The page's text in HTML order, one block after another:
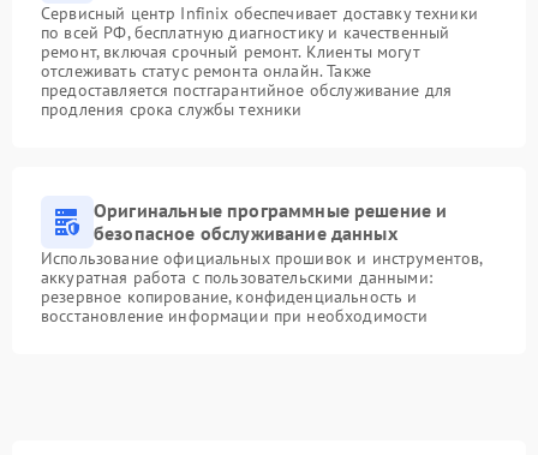
Сервисный центр Infinix обеспечивает доставку техники
по всей РФ, бесплатную диагностику и качественный
ремонт, включая срочный ремонт. Клиенты могут
отслеживать статус ремонта онлайн. Также
предоставляется постгарантийное обслуживание для
продления срока службы техники
Оригинальные программные решение и
безопасное обслуживание данных
Использование официальных прошивок и инструментов,
аккуратная работа с пользовательскими данными:
резервное копирование, конфиденциальность и
восстановление информации при необходимости